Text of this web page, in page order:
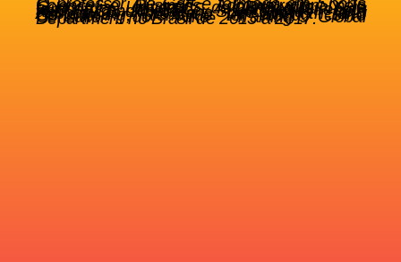
O professor Ale Gaff é formado em Sports Science e Business Administration pelo Concordia University de Bronxville/NY e também é um CSCS – Certified Strength and Conditioning Speacialista pela Associação Americana de Strength and Conditioning, além de ter atuado como Consultor do Nike Training Global Department no Brasil de 2015 a 2017.